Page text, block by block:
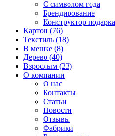
С символом года
Брендирование
Конструктор подарка
Картон (76)
Текстиль (18)
В мешке (8)
Дерево (40)
Взрослым (23)
О компании
О нас
Контакты
Статьи
Новости
Отзывы
Фабрики